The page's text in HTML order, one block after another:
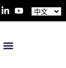
中文
日本語